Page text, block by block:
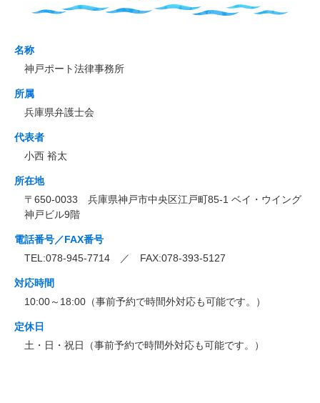
名称
神戸ポート法律事務所
所属
兵庫県弁護士会
代表者
小西 裕太
所在地
〒650-0033 兵庫県神戸市中央区江戸町85-1 ベイ・ウイング
神戸ビル9階
電話番号／FAX番号
TEL:078-945-7714 ／ FAX:078-393-5127
対応時間
10:00～18:00（事前予約で時間外対応も可能です。）
定休日
土・日・祝日（事前予約で時間外対応も可能です。）